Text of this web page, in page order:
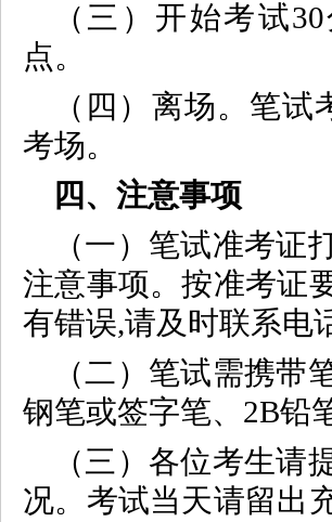
（三）开始考试
点。
（四）离场。笔
考场。
四、注意事项
（一）笔试准考证
注意事项。按准考证
有错误,请及时联系电
（二）笔试需携带
钢笔或签字笔、2B铅
（三）各位考生请
况。考试当天请留出